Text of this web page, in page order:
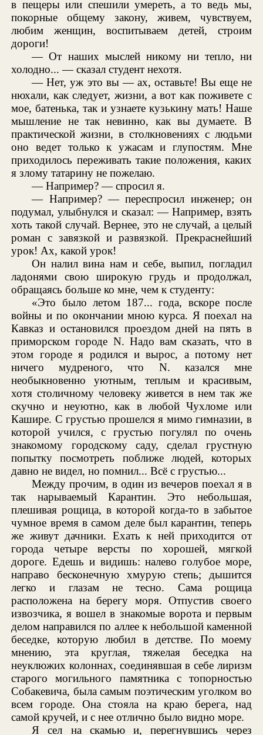
в пещеры или спешили умереть, а то ведь мы,
покорные общему закону, живем, чувствуем,
любим женщин, воспитываем детей, строим
дороги!
— От наших мыслей никому ни тепло, ни
холодно... — сказал студент нехотя.
— Нет, уж это вы — ах, оставьте! Вы еще не
нюхали, как следует, жизни, а вот как поживете с
мое, батенька, так и узнаете кузькину мать! Наше
мышление не так невинно, как вы думаете. В
практической жизни, в столкновениях с людьми
оно ведет только к ужасам и глупостям. Мне
приходилось переживать такие положения, каких
я злому татарину не пожелаю.
— Например? — спросил я.
— Например? — переспросил инженер; он
подумал, улыбнулся и сказал: — Например, взять
хоть такой случай. Вернее, это не случай, а целый
роман с завязкой и развязкой. Прекраснейший
урок! Ах, какой урок!
Он налил вина нам и себе, выпил, погладил
ладонями свою широкую грудь и продолжал,
обращаясь больше ко мне, чем к студенту:
«Это было летом 187... года, вскоре после
войны и по окончании мною курса. Я поехал на
Кавказ и остановился проездом дней на пять в
приморском городе N. Надо вам сказать, что в
этом городе я родился и вырос, а потому нет
ничего мудреного, что N. казался мне
необыкновенно уютным, теплым и красивым,
хотя столичному человеку живется в нем так же
скучно и неуютно, как в любой Чухломе или
Кашире. С грустью прошелся я мимо гимназии, в
которой учился, с грустью погулял по очень
знакомому городскому саду, сделал грустную
попытку посмотреть поближе людей, которых
давно не видел, но помнил... Всё с грустью...
Между прочим, в один из вечеров поехал я в
так нарываемый Карантин. Это небольшая,
плешивая рощица, в которой когда-то в забытое
чумное время в самом деле был карантин, теперь
же живут дачники. Ехать к ней приходится от
города четыре версты по хорошей, мягкой
дороге. Едешь и видишь: налево голубое море,
направо бесконечную хмурую степь; дышится
легко и глазам не тесно. Сама рощица
расположена на берегу моря. Отпустив своего
извозчика, я вошел в знакомые ворота и первым
делом направился по аллее к небольшой каменной
беседке, которую любил в детстве. По моему
мнению, эта круглая, тяжелая беседка на
неуклюжих колоннах, соединявшая в себе лиризм
старого могильного памятника с топорностью
Собакевича, была самым поэтическим уголком во
всем городе. Она стояла на краю берега, над
самой кручей, и с нее отлично было видно море.
Я сел на скамью и, перегнувшись через